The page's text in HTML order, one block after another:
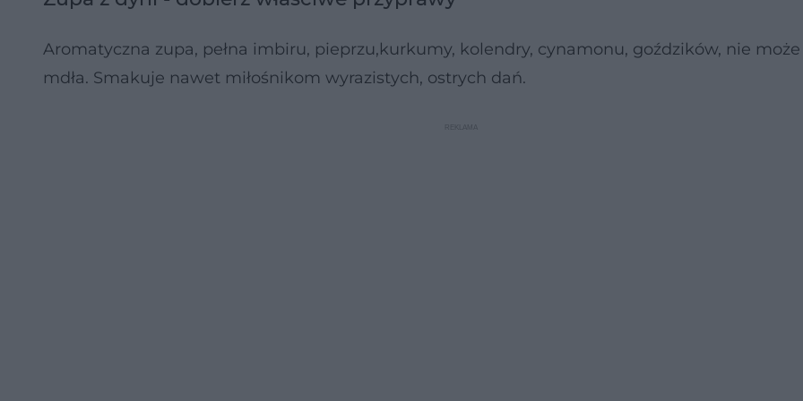
Aromatyczna zupa, pełna imbiru, pieprzu,kurkumy, kolendry, cynamonu, goździków, nie
mdła. Smakuje nawet miłośnikom wyrazistych, ostrych dań.